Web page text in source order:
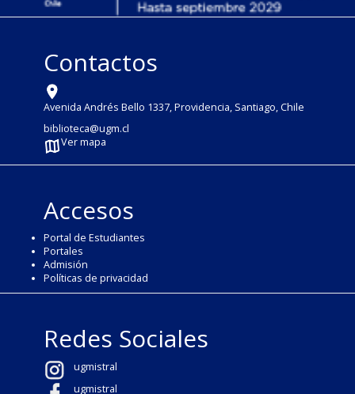
Contactos
Avenida Andrés Bello 1337, Providencia, Santiago, Chile
biblioteca@ugm.cl
Ver mapa
Accesos
Portal de Estudiantes
Portales
Admisión
Políticas de privacidad
Redes Sociales
ugmistral
ugmistral